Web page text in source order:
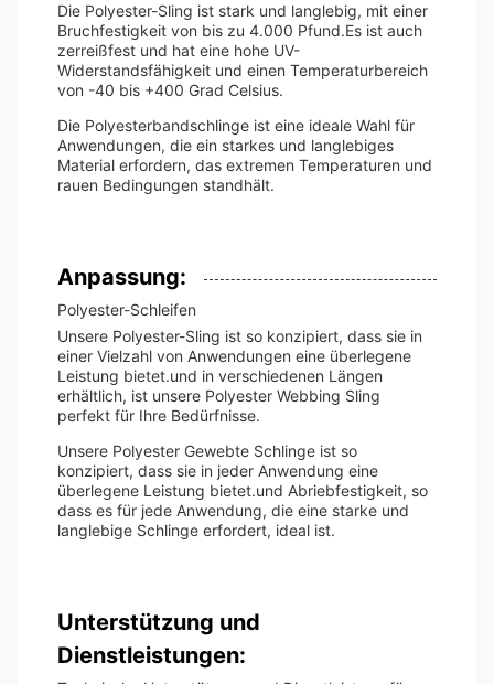
Die Polyester-Sling ist stark und langlebig, mit einer
Bruchfestigkeit von bis zu 4.000 Pfund.Es ist auch
zerreißfest und hat eine hohe UV-
Widerstandsfähigkeit und einen Temperaturbereich
von -40 bis +400 Grad Celsius.
Die Polyesterbandschlinge ist eine ideale Wahl für
Anwendungen, die ein starkes und langlebiges
Material erfordern, das extremen Temperaturen und
rauen Bedingungen standhält.
Anpassung:
Polyester-Schleifen
Unsere Polyester-Sling ist so konzipiert, dass sie in
einer Vielzahl von Anwendungen eine überlegene
Leistung bietet.und in verschiedenen Längen
erhältlich, ist unsere Polyester Webbing Sling
perfekt für Ihre Bedürfnisse.
Unsere Polyester Gewebte Schlinge ist so
konzipiert, dass sie in jeder Anwendung eine
überlegene Leistung bietet.und Abriebfestigkeit, so
dass es für jede Anwendung, die eine starke und
langlebige Schlinge erfordert, ideal ist.
Unterstützung und
Dienstleistungen: